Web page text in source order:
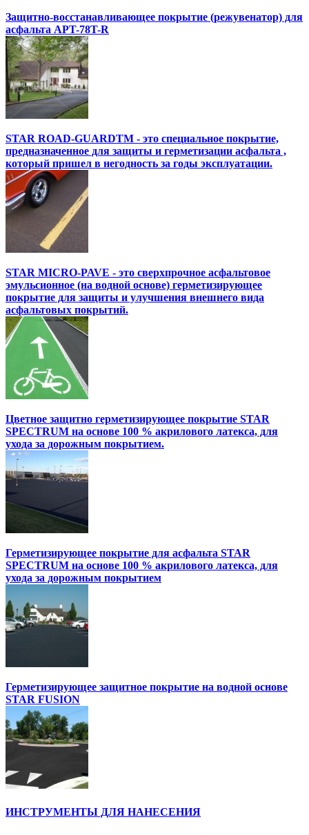
Защитно-восстанавливающее покрытие (режувенатор) для
асфальта APT-78T-R
STAR ROAD-GUARDTM - это специальное покрытие,
предназначенное для защиты и герметизации асфальта ,
который пришел в негодность за годы эксплуатации.
STAR MICRO-PAVE - это сверхпрочное асфальтовое
эмульсионное (на водной основе) герметизирующее
покрытие для защиты и улучшения внешнего вида
асфальтовых покрытий.
Цветное защитно герметизирующее покрытие STAR
SPECTRUM на основе 100 % акрилового латекса, для
ухода за дорожным покрытием.
Герметизирующее покрытие для асфальта STAR
SPECTRUM на основе 100 % акрилового латекса, для
ухода за дорожным покрытием
Герметизирующее защитное покрытие на водной основе
STAR FUSION
ИНСТРУМЕНТЫ ДЛЯ НАНЕСЕНИЯ